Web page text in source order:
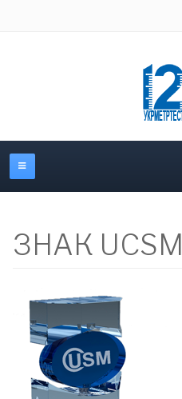
ЗНАК UCSM